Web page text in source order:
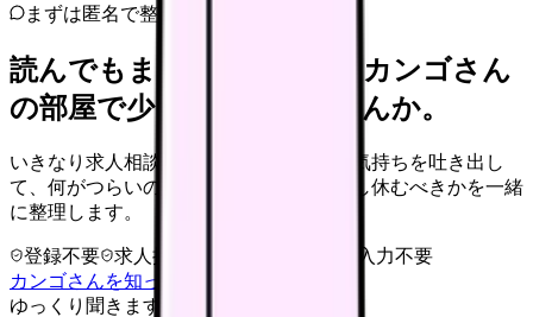
まずは匿名で整理
読んでもまだ苦しいなら、カンゴさん
の部屋で少し話してみませんか。
いきなり求人相談には進みません。今の気持ちを吐き出し
て、何がつらいのか、辞めるべきか、少し休むべきかを一緒
に整理します。
登録不要 求人押し売りなし
病院名は入力不要
カンゴさんを知ってから相談する
ゆっくり聞きます